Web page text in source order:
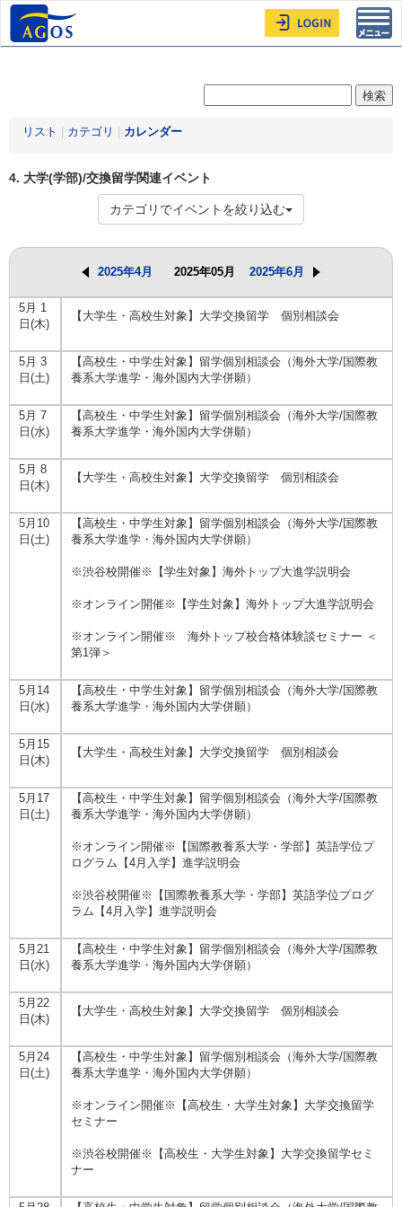
リスト カテゴリ カレンダー
4. 大学(学部)/交換留学関連イベント
カテゴリでイベントを絞り込む
2025年4月 2025年05月 2025年6月
5月 1
日(木)
【大学生・高校生対象】大学交換留学 個別相談会
5月 3
日(土)
【高校生・中学生対象】留学個別相談会（海外大学/国際教
養系大学進学・海外国内大学併願）
5月 7
日(水)
【高校生・中学生対象】留学個別相談会（海外大学/国際教
養系大学進学・海外国内大学併願）
5月 8
日(木)
【大学生・高校生対象】大学交換留学 個別相談会
5月10
日(土)
【高校生・中学生対象】留学個別相談会（海外大学/国際教
養系大学進学・海外国内大学併願）
※渋谷校開催※【学生対象】海外トップ大進学説明会
※オンライン開催※【学生対象】海外トップ大進学説明会
※オンライン開催※ 海外トップ校合格体験談セミナー ＜
第1弾＞
5月14
日(水)
【高校生・中学生対象】留学個別相談会（海外大学/国際教
養系大学進学・海外国内大学併願）
5月15
日(木)
【大学生・高校生対象】大学交換留学 個別相談会
5月17
日(土)
【高校生・中学生対象】留学個別相談会（海外大学/国際教
養系大学進学・海外国内大学併願）
※オンライン開催※【国際教養系大学・学部】英語学位プ
ログラム【4月入学】進学説明会
※渋谷校開催※【国際教養系大学・学部】英語学位プログ
ラム【4月入学】進学説明会
5月21
日(水)
【高校生・中学生対象】留学個別相談会（海外大学/国際教
養系大学進学・海外国内大学併願）
5月22
日(木)
【大学生・高校生対象】大学交換留学 個別相談会
5月24
日(土)
【高校生・中学生対象】留学個別相談会（海外大学/国際教
養系大学進学・海外国内大学併願）
※オンライン開催※【高校生・大学生対象】大学交換留学
セミナー
※渋谷校開催※【高校生・大学生対象】大学交換留学セミ
ナー